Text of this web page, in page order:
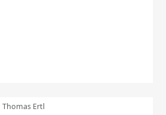
Thomas Ertl